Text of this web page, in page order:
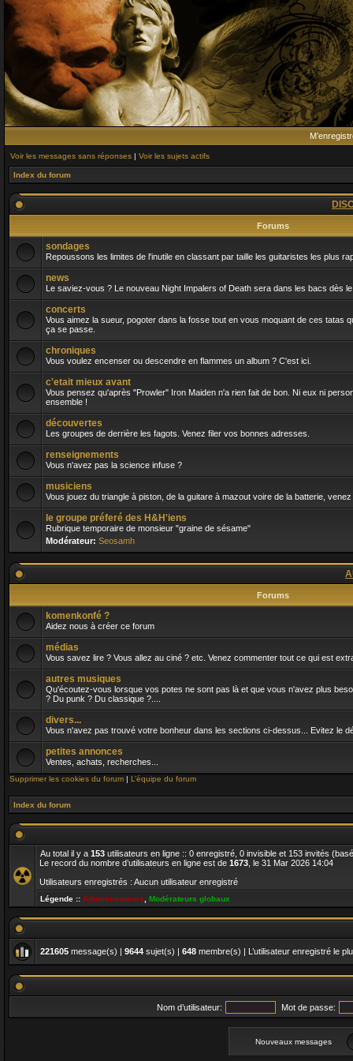
Voir les messages sans réponses | Voir les sujets actifs
Index du forum
Forums
sondages
Repoussons les limites de l'inutile en classant par taille les guitaristes les plus
news
Le saviez-vous ? Le nouveau Night Impalers of Death sera dans les bacs dès
concerts
Vous aimez la sueur, pogoter dans la fosse tout en vous moquant de ces tatas
ça se passe.
chroniques
Vous voulez encenser ou descendre en flammes un album ? C'est ici.
c'etait mieux avant
Vous pensez qu'après "Prowler" Iron Maiden n'a rien fait de bon. Ni eux ni
ensemble !
découvertes
Les groupes de derrière les fagots. Venez filer vos bonnes adresses.
renseignements
Vous n'avez pas la science infuse ?
musiciens
Vous jouez du triangle à piston, de la guitare à mazout voire de la batterie,
le groupe préferé des H&H'iens
Rubrique temporaire de monsieur "graine de sésame"
Modérateur: Seosamh
Forums
komenkonfé ?
Aidez nous à créer ce forum
médias
Vous savez lire ? Vous allez au ciné ? etc. Venez commenter tout ce qui est
autres musiques
Qu'écoutez-vous lorsque vos potes ne sont pas là et que vous n'avez plus
? Du punk ? Du classique ?....
divers...
Vous n'avez pas trouvé votre bonheur dans les sections ci-dessus... Evitez le
petites annonces
Ventes, achats, recherches...
Supprimer les cookies du forum | L’équipe du forum
Index du forum
Au total il y a 153 utilisateurs en ligne :: 0 enregistré, 0 invisible et 153 invités
Le record du nombre d’utilisateurs en ligne est de 1673 , le 31 Mar 2026 14:04
Utilisateurs enregistrés : Aucun utilisateur enregistré
Légende :: Administrateurs Modérateurs globaux
221605 message(s) | 9644 sujet(s) | 648 membre(s) | L’utilisateur enregistré le
Nom d’utilisateur: Mot de passe:
Nouveaux messages